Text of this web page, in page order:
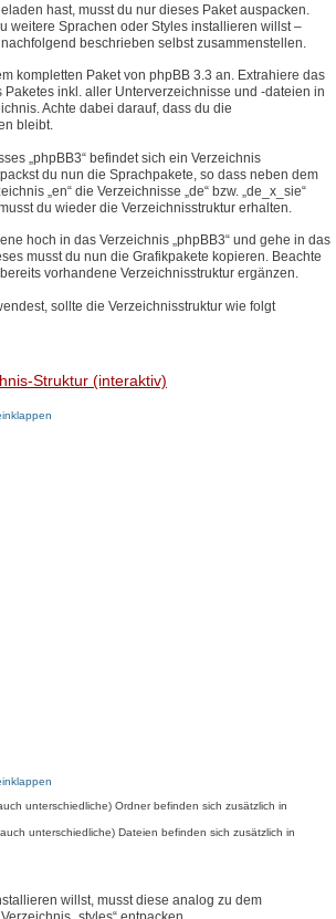
hast, musst du nur dieses Paket auspacken.
weitere Sprachen oder Styles installieren willst –
beschrieben selbst zusammenstellen.
kompletten Paket von phpBB 3.3 an. Extrahiere das
Paketes inkl. aller Unterverzeichnisse und -dateien in
Achte dabei darauf, dass du die
bleibt.
„phpBB3“ befindet sich ein Verzeichnis
du nun die Sprachpakete, so dass neben dem
„en“ die Verzeichnisse „de“ bzw. „de_x_sie“
du wieder die Verzeichnisstruktur erhalten.
hoch in das Verzeichnis „phpBB3“ und gehe in das
musst du nun die Grafikpakete kopieren. Beachte
vorhandene Verzeichnisstruktur ergänzen.
sollte die Verzeichnisstruktur wie folgt
Struktur (interaktiv)
unterschiedliche) Ordner befinden sich zusätzlich in
unterschiedliche) Dateien befinden sich zusätzlich in
willst, musst diese analog zu dem